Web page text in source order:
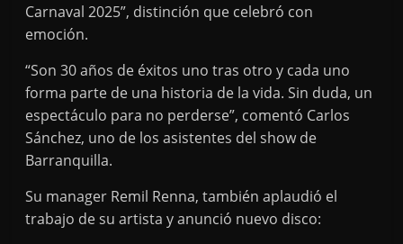
Carnaval 2025”, distinción que celebró con
emoción.
“Son 30 años de éxitos uno tras otro y cada uno
forma parte de una historia de la vida. Sin duda, un
espectáculo para no perderse”, comentó Carlos
Sánchez, uno de los asistentes del show de
Barranquilla.
Su manager Remil Renna, también aplaudió el
trabajo de su artista y anunció nuevo disco: